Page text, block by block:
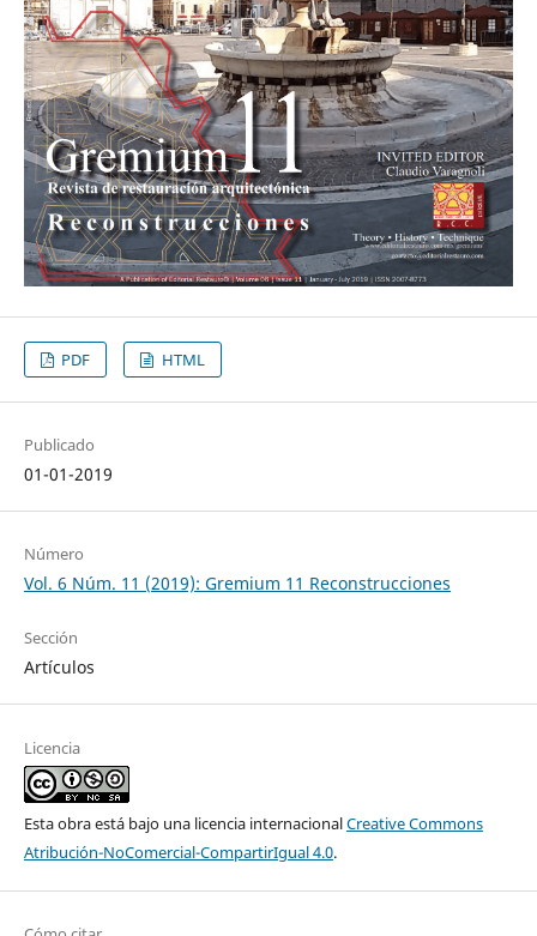
PDF HTML
Publicado
01-01-2019
Número
Vol. 6 Núm. 11 (2019): Gremium 11 Reconstrucciones
Sección
Artículos
Licencia
Esta obra está bajo una licencia internacionalCreative Commons
Atribución-NoComercial-CompartirIgual 4.0.